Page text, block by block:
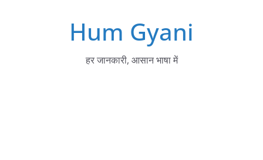
Hum Gyani
हर जानकारी, आसान भाषा में